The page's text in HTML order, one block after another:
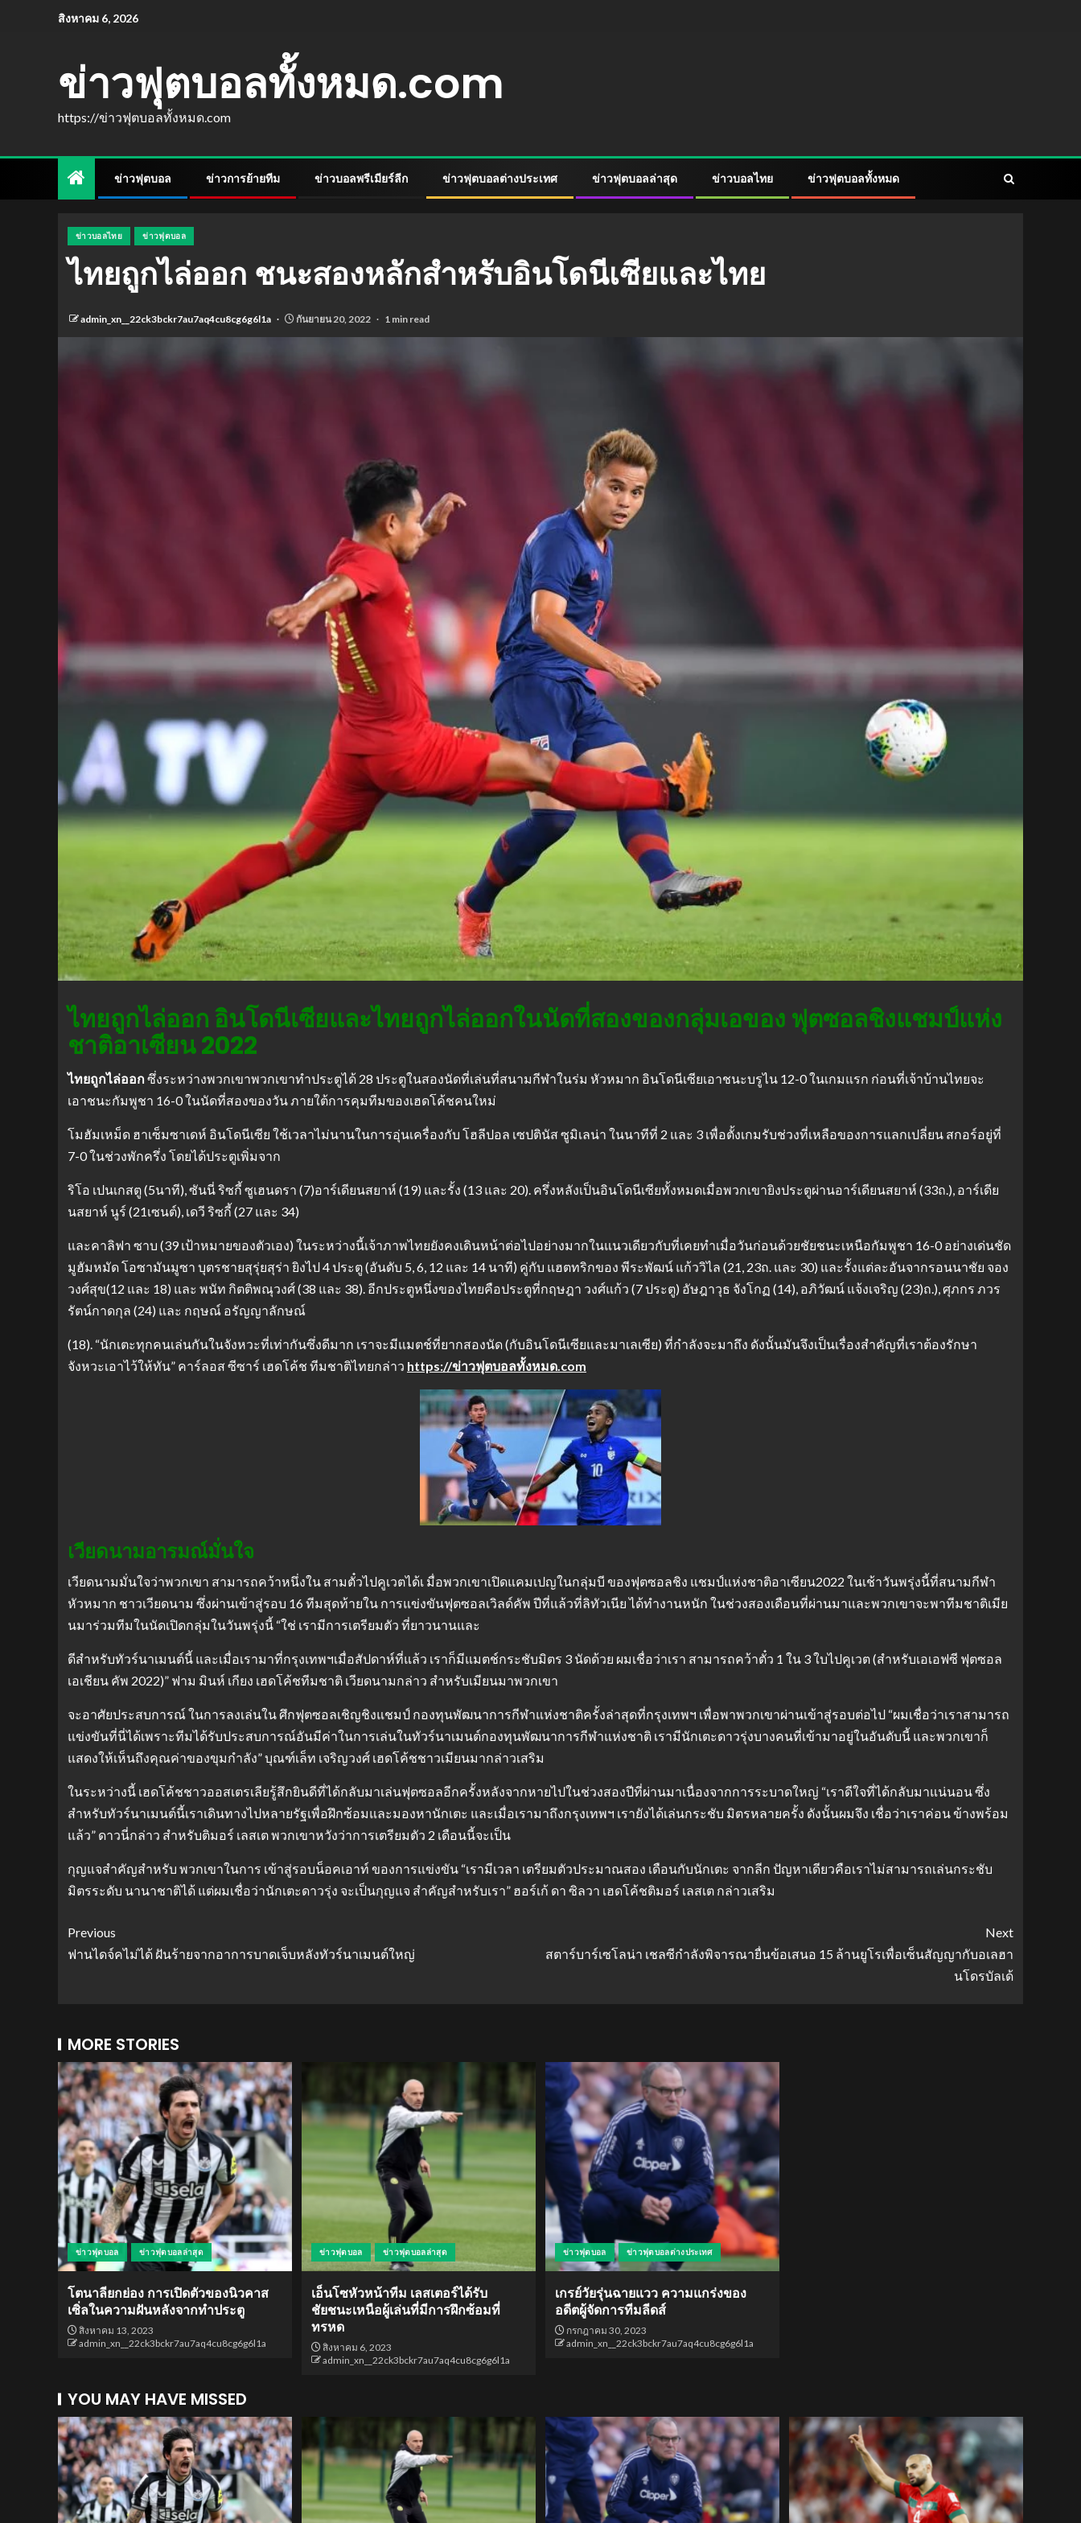
สิงหาคม 6, 2026
ข่าวฟุตบอลทั้งหมด.com
https://ข่าวฟุตบอลทั้งหมด.com
ข่าวฟุตบอล ข่าวการย้ายทีม ข่าวบอลพรีเมียร์ลีก ข่าวฟุตบอลต่างประเทศ ข่าวฟุตบอลล่าสุด ข่าวบอลไทย ข่าวฟุตบอลทั้งหมด
ข่าวบอลไทย ข่าวฟุตบอล
ไทยถูกไล่ออก ชนะสองหลักสําหรับอินโดนีเซียและไทย
admin_xn__22ck3bckr7au7aq4cu8cg6g6l1a กันยายน 20, 2022 1 min read
ไทยถูกไล่ออก อินโดนีเซียและไทยถูกไล่ออกในนัดที่สองของกลุ่มเอของ ฟุตซอลชิงแชมป์แห่ง
ชาติอาเซียน 2022
ไทยถูกไล่ออก ซึ่งระหว่างพวกเขาพวกเขาทําประตูได้ 28 ประตูในสองนัดที่เล่นที่สนามกีฬาในร่ม หัวหมาก อินโดนีเซียเอาชนะบรูไน 12-0 ในเกมแรก ก่อนที่เจ้าบ้านไทยจะ
เอาชนะกัมพูชา 16-0 ในนัดที่สองของวัน ภายใต้การคุมทีมของเฮดโค้ชคนใหม่
โมฮัมเหม็ด ฮาเซ็มซาเดห์ อินโดนีเซีย ใช้เวลาไม่นานในการอุ่นเครื่องกับ โฮลีปอล เซปตินัส ซูมิเลน่า ในนาทีที่ 2 และ 3 เพื่อตั้งเกมรับช่วงที่เหลือของการแลกเปลี่ยน สกอร์อยู่ที่
7-0 ในช่วงพักครึ่ง โดยได้ประตูเพิ่มจาก
ริโอ เปนเกสตู (5นาที), ซันนี่ ริซกี้ ซูเฮนดรา (7)อาร์เดียนสยาห์ (19) และรั้ง (13 และ 20). ครึ่งหลังเป็นอินโดนีเซียทั้งหมดเมื่อพวกเขายิงประตูผ่านอาร์เดียนสยาห์ (33ถ.), อาร์เดีย
นสยาห์ นูร์ (21เซนต์), เดวี ริซกี้ (27 และ 34)
และคาลิฟา ซาบ (39 เป้าหมายของตัวเอง) ในระหว่างนี้เจ้าภาพไทยยังคงเดินหน้าต่อไปอย่างมากในแนวเดียวกับที่เคยทําเมื่อวันก่อนด้วยชัยชนะเหนือกัมพูชา 16-0 อย่างเด่นชัด
มูฮัมหมัด โอซามันมูซา บุตรชายสุรุ่ยสุร่า ยิงไป 4 ประตู (อันดับ 5, 6, 12 และ 14 นาที) คู่กับ แฮตทริกของ พีระพัฒน์ แก้ววิไล (21, 23ถ. และ 30) และรั้งแต่ละอันจากรอนนาชัย จอง
วงศ์สุข(12 และ 18) และ พนัท กิตติพณุวงศ์ (38 และ 38). อีกประตูหนึ่งของไทยคือประตูที่กฤษฎา วงศ์แก้ว (7 ประตู) อัษฎาวุธ จังโกฏ (14), อภิวัฒน์ แจ้งเจริญ (23)ถ.), ศุภกร ภวร
รัตน์กาดกุล (24) และ กฤษณ์ อรัญญาลักษณ์
(18). “นักเตะทุกคนเล่นกันในจังหวะที่เท่ากันซึ่งดีมาก เราจะมีแมตช์ที่ยากสองนัด (กับอินโดนีเซียและมาเลเซีย) ที่กําลังจะมาถึง ดังนั้นมันจึงเป็นเรื่องสําคัญที่เราต้องรักษา
จังหวะเอาไว้ให้ทัน” คาร์ลอส ซีซาร์ เฮดโค้ช ทีมชาติไทยกล่าว https://ข่าวฟุตบอลทั้งหมด.com
เวียดนามอารมณ์มั่นใจ
เวียดนามมั่นใจว่าพวกเขา สามารถคว้าหนึ่งใน สามตั๋วไปคูเวตได้เ มื่อพวกเขาเปิดแคมเปญในกลุ่มบี ของฟุตซอลชิง แชมป์แห่งชาติอาเซียน2022 ในเช้าวันพรุ่งนี้ที่สนามกีฬา
หัวหมาก ชาวเวียดนาม ซึ่งผ่านเข้าสู่รอบ 16 ทีมสุดท้ายใน การแข่งขันฟุตซอลเวิลด์คัพ ปีที่แล้วที่ลิทัวเนีย ได้ทํางานหนัก ในช่วงสองเดือนที่ผ่านมาและพวกเขาจะพาทีมชาติเมีย
นมาร่วมทีมในนัดเปิดกลุ่มในวันพรุ่งนี้ “ใช่ เรามีการเตรียมตัว ที่ยาวนานและ
ดีสําหรับทัวร์นาเมนต์นี้ และเมื่อเรามาที่กรุงเทพฯเมื่อสัปดาห์ที่แล้ว เราก็มีแมตช์กระชับมิตร 3 นัดด้วย ผมเชื่อว่าเรา สามารถคว้าตั๋ว 1 ใน 3 ใบไปคูเวต (สําหรับเอเอฟซี ฟุตซอล
เอเชียน คัพ 2022)” ฟาม มินห์ เกียง เฮดโค้ชทีมชาติ เวียดนามกล่าว สําหรับเมียนมาพวกเขา
จะอาศัยประสบการณ์ ในการลงเล่นใน ศึกฟุตซอลเชิญชิงแชมป์ กองทุนพัฒนาการกีฬาแห่งชาติครั้งล่าสุดที่กรุงเทพฯ เพื่อพาพวกเขาผ่านเข้าสู่รอบต่อไป “ผมเชื่อว่าเราสามารถ
แข่งขันที่นี่ได้เพราะทีมได้รับประสบการณ์อันมีค่าในการเล่นในทัวร์นาเมนต์กองทุนพัฒนาการกีฬาแห่งชาติ เรามีนักเตะดาวรุ่งบางคนที่เข้ามาอยู่ในอันดับนี้ และพวกเขาก็
แสดงให้เห็นถึงคุณค่าของขุมกําลัง” บุณฑ์เล็ท เจริญวงศ์ เฮดโค้ชชาวเมียนมากล่าวเสริม
ในระหว่างนี้ เฮดโค้ชชาวออสเตรเลียรู้สึกยินดีที่ได้กลับมาเล่นฟุตซอลอีกครั้งหลังจากหายไปในช่วงสองปีที่ผ่านมาเนื่องจากการระบาดใหญ่ “เราดีใจที่ได้กลับมาแน่นอน ซึ่ง
สําหรับทัวร์นาเมนต์นี้เราเดินทางไปหลายรัฐเพื่อฝึกซ้อมและมองหานักเตะ และเมื่อเรามาถึงกรุงเทพฯ เรายังได้เล่นกระชับ มิตรหลายครั้ง ดังนั้นผมจึง เชื่อว่าเราค่อน ข้างพร้อม
แล้ว” ดาวนี่กล่าว สําหรับติมอร์ เลสเต พวกเขาหวังว่าการเตรียมตัว 2 เดือนนี้จะเป็น
กุญแจสําคัญสําหรับ พวกเขาในการ เข้าสู่รอบน็อคเอาท์ ของการแข่งขัน “เรามีเวลา เตรียมตัวประมาณสอง เดือนกับนักเตะ จากลีก ปัญหาเดียวคือเราไม่สามารถเล่นกระชับ
มิตรระดับ นานาชาติได้ แต่ผมเชื่อว่านักเตะดาวรุ่ง จะเป็นกุญแจ สําคัญสําหรับเรา” ฮอร์เก้ ดา ซิลวา เฮดโค้ชติมอร์ เลสเต กล่าวเสริม
Previous
ฟานไดจ์คไม่ได้ ฝันร้ายจากอาการบาดเจ็บหลังทัวร์นาเมนต์ใหญ่
Next
สตาร์บาร์เซโลน่า เชลซีกำลังพิจารณายื่นข้อเสนอ 15 ล้านยูโรเพื่อเซ็นสัญญากับอเลฮา
นโดรบัลเด้
MORE STORIES
ข่าวฟุตบอล ข่าวฟุตบอลล่าสุด
โตนาลียกย่อง การเปิดตัวของนิวคาส
เซิ่ลในความฝันหลังจากทำประตู
สิงหาคม 13, 2023
admin_xn__22ck3bckr7au7aq4cu8cg6g6l1a
ข่าวฟุตบอล ข่าวฟุตบอลล่าสุด
เอ็นโซหัวหน้าทีม เลสเตอร์ได้รับ
ชัยชนะเหนือผู้เล่นที่มีการฝึกซ้อมที่
ทรหด
สิงหาคม 6, 2023
admin_xn__22ck3bckr7au7aq4cu8cg6g6l1a
ข่าวฟุตบอล ข่าวฟุตบอลต่างประเทศ
เกรย์วัยรุ่นฉายแวว ความแกร่งของ
อดีตผู้จัดการทีมลีดส์
กรกฎาคม 30, 2023
admin_xn__22ck3bckr7au7aq4cu8cg6g6l1a
YOU MAY HAVE MISSED